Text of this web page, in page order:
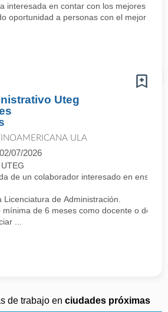
interesada en contar con los mejores
oportunidad a personas con el mejor
Uteg
ULA
02/07/2026
de un colaborador interesado en
de Administración.
mínima de 6 meses como docente o de lo
...
de trabajo en ciudades próximas